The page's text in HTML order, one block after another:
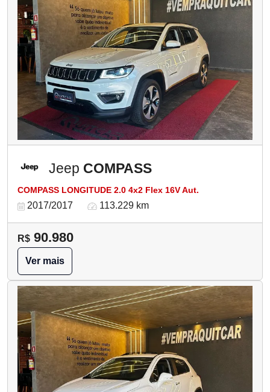
Jeep COMPASS
COMPASS LONGITUDE 2.0 4x2 Flex 16V Aut.
2017/2017 113.229 km
R$ 90.980
Ver mais